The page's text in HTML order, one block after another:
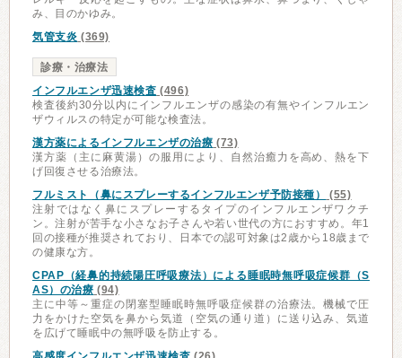
み、目のかゆみ。
気管支炎 (369)
診療・治療法
インフルエンザ迅速検査 (496)
検査後約30分以内にインフルエンザの感染の有無やインフルエン
ザウィルスの特定が可能な検査法。
漢方薬によるインフルエンザの治療 (73)
漢方薬（主に麻黄湯）の服用により、自然治癒力を高め、熱を下
げ回復させる治療法。
フルミスト（鼻にスプレーするインフルエンザ予防接種）
(55)
注射ではなく鼻にスプレーするタイプのインフルエンザワクチ
ン。注射が苦手な小さなお子さんや若い世代の方におすすめ。年1
回の接種が推奨されており、日本での認可対象は2歳から18歳まで
の健康な方。
CPAP（経鼻的持続陽圧呼吸療法）による睡眠時無呼吸症候群（S
AS）の治療 (94)
主に中等～重症の閉塞型睡眠時無呼吸症候群の治療法。機械で圧
力をかけた空気を鼻から気道（空気の通り道）に送り込み、気道
を広げて睡眠中の無呼吸を防止する。